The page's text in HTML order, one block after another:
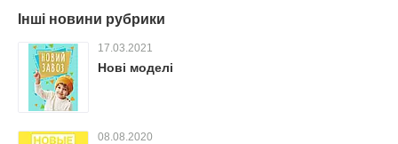
Інші новини рубрики
17.03.2021
Нові моделі
08.08.2020